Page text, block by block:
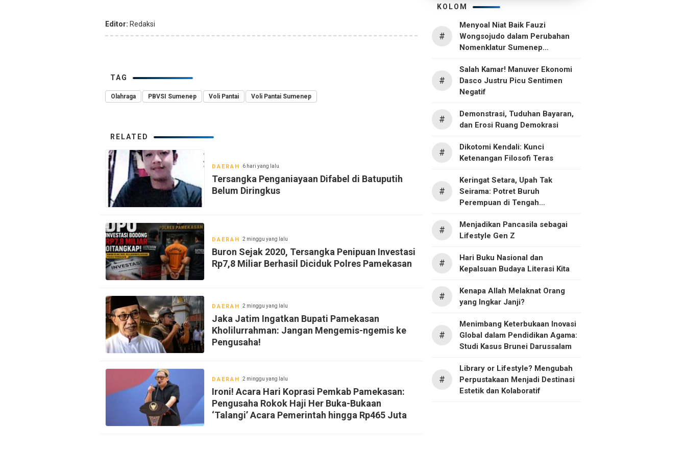
Editor: Redaksi
TAG
Olahraga PBVSI Sumenep Voli Pantai Voli Pantai Sumenep
RELATED
DAERAH 6 hari yang lalu
Tersangka Penganiayaan Difabel di Batuputih
Belum Diringkus
DAERAH 2 minggu yang lalu
Buron Sejak 2020, Tersangka Penipuan Investasi
Rp7,8 Miliar Berhasil Diciduk Polres Pamekasan
DAERAH 2 minggu yang lalu
Jaka Jatim Ingatkan Bupati Pamekasan
Kholilurrahman: Jangan Mengemis-ngemis ke
Pengusaha!
DAERAH 2 minggu yang lalu
‎Ironi! Acara Hari Koprasi Pemkab Pamekasan:
Pengusaha Rokok Haji Her Buka-Bukaan
KOLOM
#
Menyoal Niat Baik Fauzi
Wongsojudo dalam Perubahan
Nomenklatur Sumenep
#
Salah Kamar! Manuver Ekonomi
Dasco Justru Picu Sentimen
Negatif
#
Demonstrasi, Tuduhan Bayaran,
dan Erosi Ruang Demokrasi
#
Dikotomi Kendali: Kunci
Ketenangan Filosofi Teras
#
Keringat Setara, Upah Tak
Seirama: Potret Buruh
Perempuan di Tengah
#
Menjadikan Pancasila sebagai
Lifestyle Gen Z
#
Hari Buku Nasional dan
Kepalsuan Budaya Literasi Kita
#
Kenapa Allah Melaknat Orang
yang Ingkar Janji?
#
Menimbang Keterbukaan Inovasi
Global dalam Pendidikan Agama:
Studi Kasus Brunei Darussalam
#
Library or Lifestyle? Mengubah
Perpustakaan Menjadi Destinasi
Estetik dan Kolaboratif